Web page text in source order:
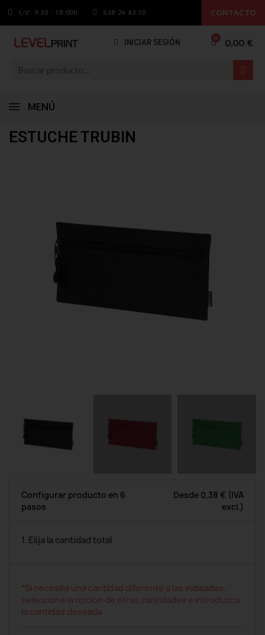
L-V: 9.30 - 18:00h 638 24 43 10 CONTACTO
INICIAR SESIÓN 0,00 €
MENÚ
ESTUCHE TRUBIN
Configurar producto en 6
pasos
Desde 0,38 € (IVA
excl.)
1. Elija la cantidad total
*Si necesita una cantidad diferente a las indicadas,
selecciona la opción de otras cantidades e introduzca
la cantidad deseada